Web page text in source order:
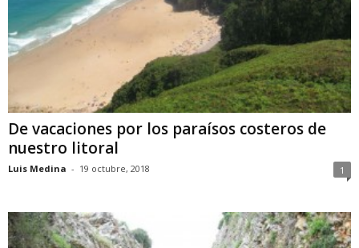
De vacaciones por los paraísos costeros de
nuestro litoral
Luis Medina - 19 octubre, 2018 1